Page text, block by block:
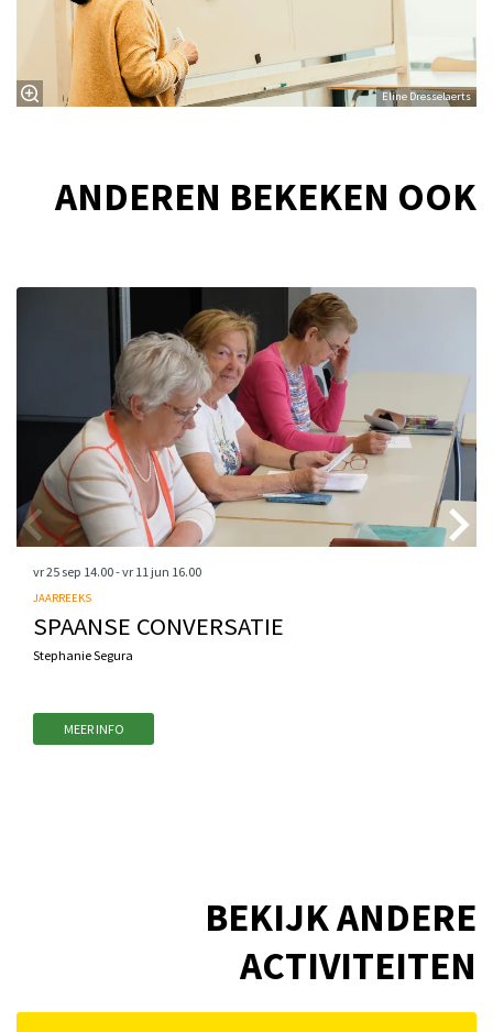
Eline Dresselaerts
ANDEREN BEKEKEN OOK
SPAANSE CONVERSATIE
Stephanie Segura
JAARREEKS
vr 25 sep 14.00-vr 11 jun 16.00
MEER INFO
BEKIJK ANDERE
ACTIVITEITEN